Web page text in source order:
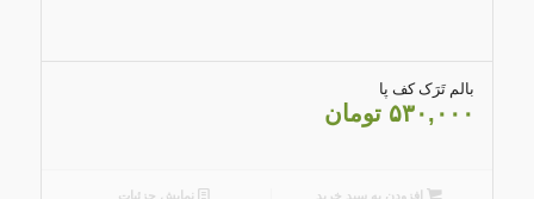
5.00
بالم تَرَک کف پا
۵۳۰,۰۰۰ تومان
افزودن به سبد خرید نمایش جزئیات